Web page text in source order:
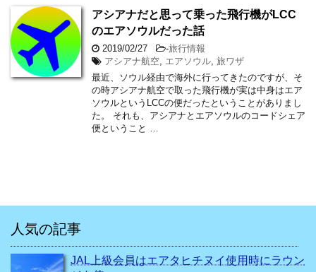
アシアナだと思って乗った飛行機がLCC
のエアソウルだった話
2019/02/27 -旅行情報
アシアナ航空
エアソウル 旅ワザ
最近、ソウル経由で海外に行ってきたのですが、そ
の時アシアナ航空で取った飛行機が実は中身はエア
ソウルというLCCの便だったということがありまし
た。 それも、アシアナとエアソウルのコードシェア
便ということ …
人気の記事
JAL上級会員はエアタヒチヌイ使用時にラウン